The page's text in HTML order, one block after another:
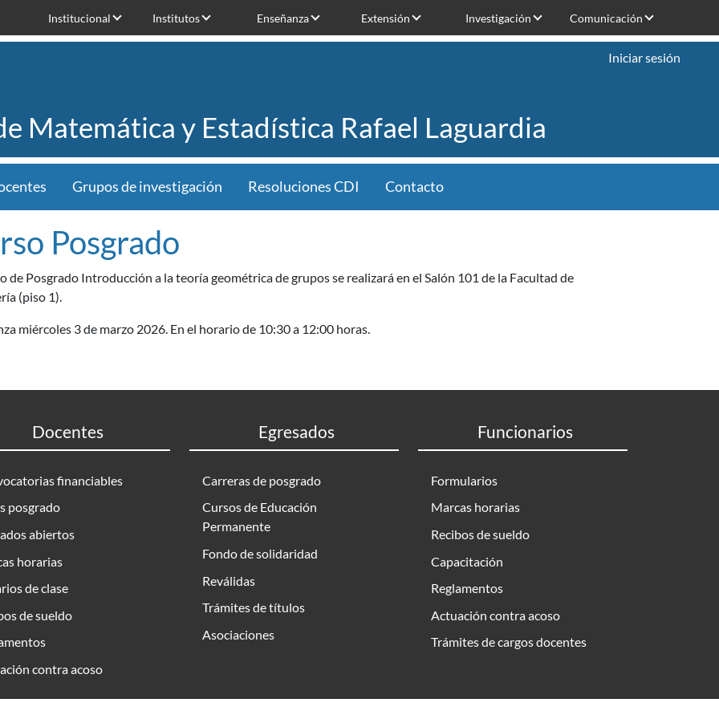
Institucional Institutos Enseñanza Extensión Investigación Comunicación
Matemática y Estadística Rafael Laguardia
Iniciar sesión
Grupos de investigación Resoluciones CDI Contacto
Posgrado
de Posgrado Introducción a la teoría geométrica de grupos se realizará en el Salón 101 de la Facultad de
(piso 1).
miércoles 3 de marzo 2026. En el horario de 10:30 a 12:00 horas.
Docentes
financiables
posgrado
abiertos
horarias
de clase
de sueldo
contra acoso
Egresados
Carreras de posgrado
Cursos de Educación
Permanente
Fondo de solidaridad
Reválidas
Trámites de títulos
Asociaciones
Funcionarios
Formularios
Marcas horarias
Recibos de sueldo
Capacitación
Reglamentos
Actuación contra acoso
Trámites de cargos docentes